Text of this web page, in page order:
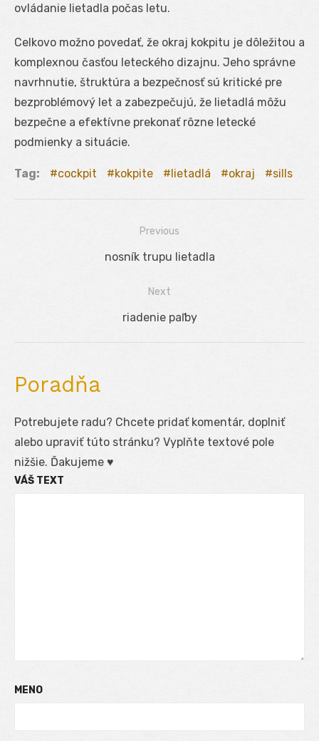
ovládanie lietadla počas letu.
Celkovo možno povedať, že okraj kokpitu je dôležitou a
komplexnou časťou leteckého dizajnu. Jeho správne
navrhnutie, štruktúra a bezpečnosť sú kritické pre
bezproblémový let a zabezpečujú, že lietadlá môžu
bezpečne a efektívne prekonať rôzne letecké
podmienky a situácie.
Tag: cockpit kokpite lietadlá okraj sills
Navigácia
Previous
Previous
nosník trupu lietadla
Next
Next
riadenie paľby
Poradňa
Potrebujete radu? Chcete pridať komentár, doplniť
alebo upraviť túto stránku? Vyplňte textové pole
nižšie. Ďakujeme ♥
VÁŠ TEXT
MENO